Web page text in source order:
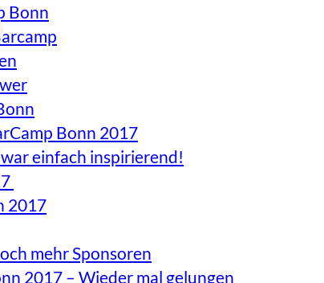
Bonn
Bonn 2017
einfach inspirierend!
2017
mehr Sponsoren
2017 – Wieder mal gelungen